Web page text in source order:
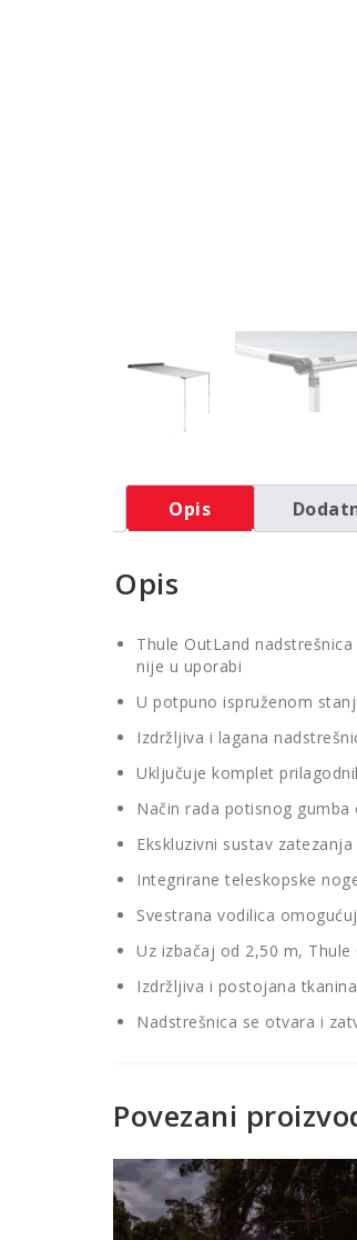
Opis
Opis
Thule OutLand
nije u uporabi
U potpuno ispruženom
Izdržljiva i lagana
Uključuje komplet
Način rada potisnog
Ekskluzivni sustav
Integrirane teleskopske
Svestrana vodilica
Uz izbačaj od 2,50 m,
Izdržljiva i postojana
Nadstrešnica se otvara i
Povezani